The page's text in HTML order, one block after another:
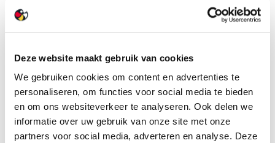
Deze website maakt gebruik van cookies
We gebruiken cookies om content en advertenties te
personaliseren, om functies voor social media te bieden
en om ons websiteverkeer te analyseren. Ook delen we
informatie over uw gebruik van onze site met onze
partners voor social media, adverteren en analyse. Deze